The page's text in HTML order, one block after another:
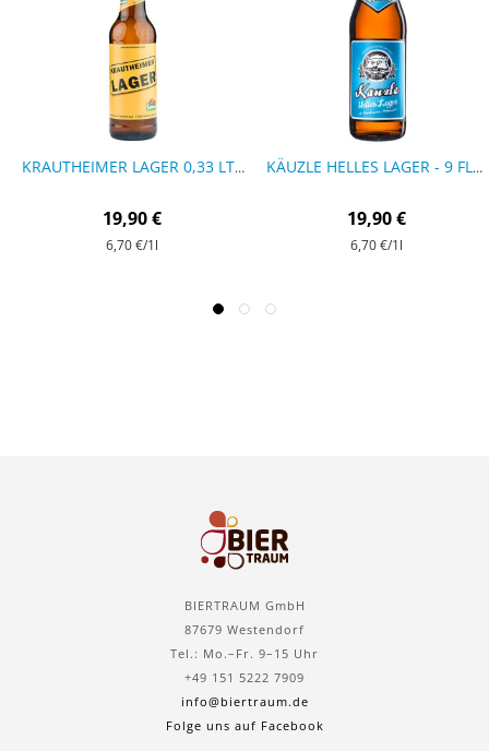
KRAUTHEIMER LAGER 0,33 LTR - 9 FLASCHEN
19,90 €
6,70 €/1l
KÄUZLE HELLES LAGER - 9 FLASCHEN
19,90 €
6,70 €/1l
BIERTRAUM GmbH
87679 Westendorf
Tel.: Mo.–Fr. 9–15 Uhr
+49 151 5222 7909
info@biertraum.de
Folge uns auf Facebook